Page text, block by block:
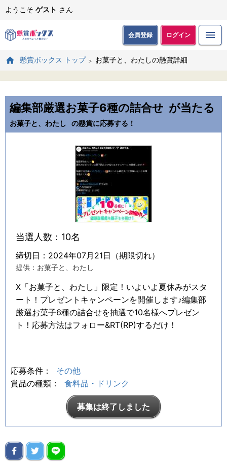
ようこそ ゲスト さん
会員登録 ログイン
懸賞ボックス トップ お菓子と、わたしの懸賞詳細
編集部厳選お菓子6種の詰合せ が当たる
お菓子と、わたし の懸賞に応募する！
当選人数：10名
締切日：2024年07月21日（期限切れ）
提供：お菓子と、わたし
X「お菓子と、わたし」限定！いよいよ夏休みがスタ
ート！プレゼントキャンペーンを開催します♪編集部
厳選お菓子6種の詰合せを抽選で10名様へプレゼン
ト！応募方法はフォロー&RT(RP)するだけ！
応募条件：
その他
賞品の種類：
食料品・ドリンク
募集は終了しました